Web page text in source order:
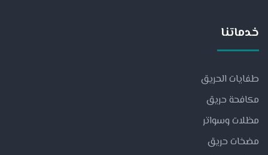
خدماتنا
طفايات الحريق
مكافحة حريق
مظلات وسواتر
مضخات حريق